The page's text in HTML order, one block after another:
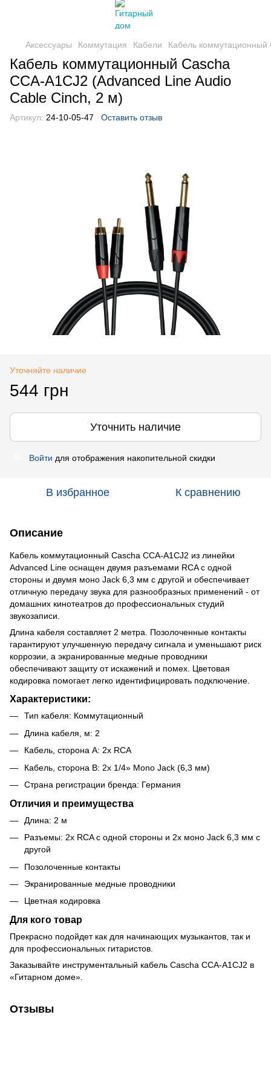
Аксессуары Коммутация Кабели Кабель коммутационный
Кабель коммутационный Cascha
CCA-A1CJ2 (Advanced Line Audio
Cable Cinch, 2 м)
Артикул: 24-10-05-47 Оставить отзыв
Уточняйте наличие
544 грн
Уточнить наличие
Войти для отображения накопительной скидки
В избранное К сравнению
Описание
Кабель коммутационный Cascha CCA-A1CJ2 из линейки
Advanced Line оснащен двумя разъемами RCA с одной
стороны и двумя моно Jack 6,3 мм с другой и обеспечивает
отличную передачу звука для разнообразных применений - от
домашних кинотеатров до профессиональных студий
звукозаписи.
Длина кабеля составляет 2 метра. Позолоченные контакты
гарантируют улучшенную передачу сигнала и уменьшают риск
коррозии, а экранированные медные проводники
обеспечивают защиту от искажений и помех. Цветовая
кодировка помогает легко идентифицировать подключение.
Характеристики:
Тип кабеля: Коммутационный
Длина кабеля, м: 2
Кабель, сторона А: 2x RCA
Кабель, сторона B: 2x 1/4» Mono Jack (6,3 мм)
Страна регистрации бренда: Германия
Отличия и преимущества
Длина: 2 м
Разъемы: 2x RCA с одной стороны и 2x моно Jack 6,3 мм с
другой
Позолоченные контакты
Экранированные медные проводники
Цветная кодировка
Для кого товар
Прекрасно подойдет как для начинающих музыкантов, так и
для профессиональных гитаристов.
Заказывайте инструментальный кабель Cascha CCA-A1CJ2 в
«Гитарном доме».
Отзывы